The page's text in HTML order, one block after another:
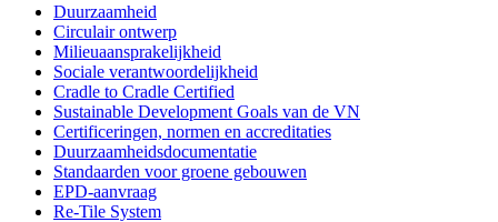
Duurzaamheid
Circulair ontwerp
Milieuaansprakelijkheid
Sociale verantwoordelijkheid
Cradle to Cradle Certified
Sustainable Development Goals van de VN
Certificeringen, normen en accreditaties
Duurzaamheidsdocumentatie
Standaarden voor groene gebouwen
EPD-aanvraag
Re-Tile System